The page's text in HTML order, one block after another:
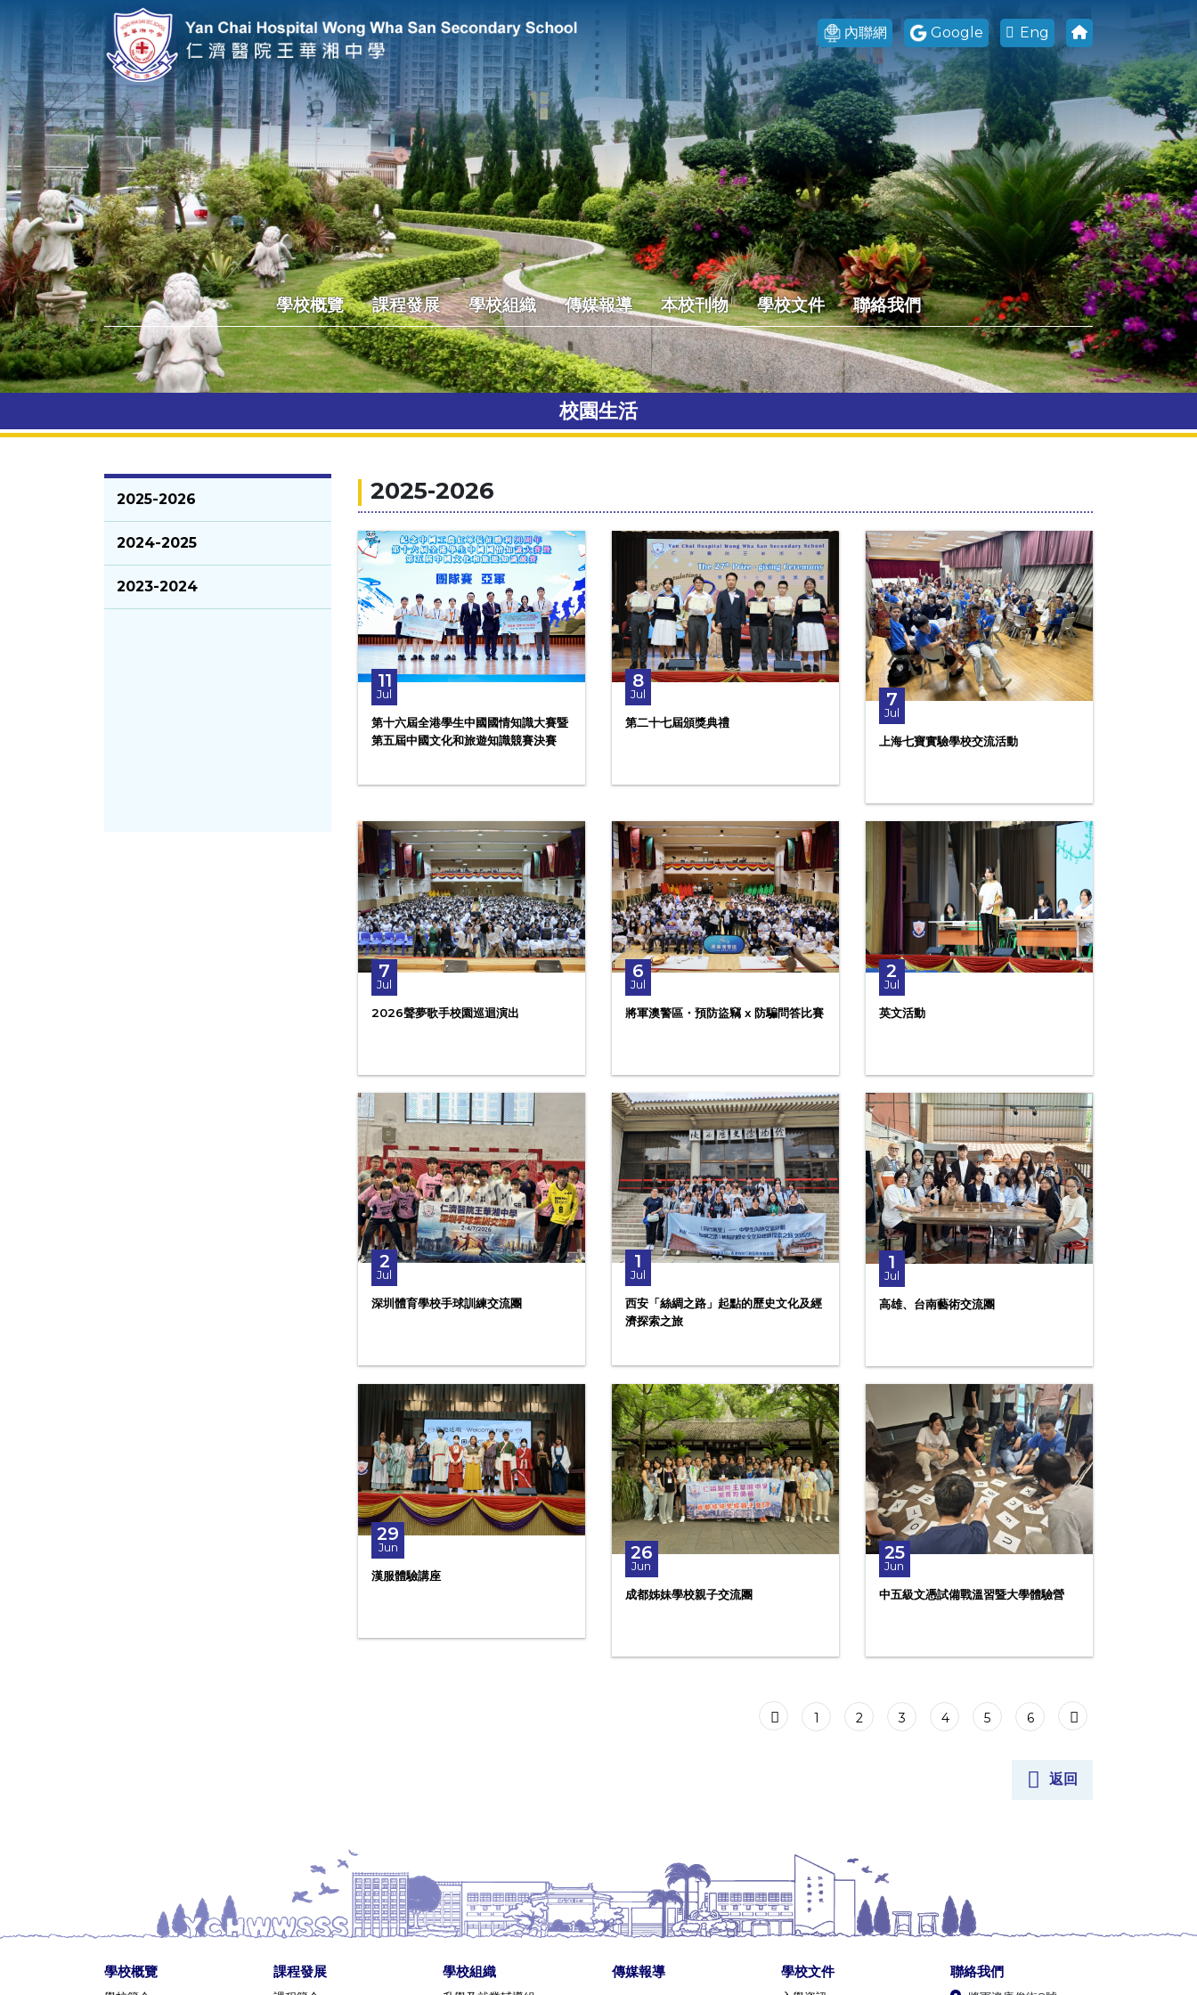
內聯網 Google Eng
學校概覽 課程發展 學校組織 傳媒報導 本校刊物 學校文件 聯絡我們
校園生活
2025-2026
2024-2025
2023-2024
2025-2026
11
Jul
第十六屆全港學生中國國情知識大賽暨
第五屆中國文化和旅遊知識競賽決賽
8
Jul
第二十七屆頒獎典禮
7
Jul
上海七寶實驗學校交流活動
7
Jul
2026聲夢歌手校園巡迴演出
6
Jul
將軍澳警區・預防盜竊 x 防騙問答比賽
2
Jul
英文活動
2
Jul
深圳體育學校手球訓練交流團
1
Jul
西安「絲綢之路」起點的歷史文化及經
濟探索之旅
1
Jul
高雄、台南藝術交流團
29
Jun
漢服體驗講座
26
Jun
成都姊妹學校親子交流團
25
Jun
中五級文憑試備戰溫習暨大學體驗營
1 2 3 4 5 6
返回
學校概覽 課程發展 學校組織 傳媒報導 學校文件 聯絡我們